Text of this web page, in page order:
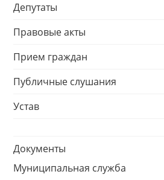
Депутаты
Правовые акты
Прием граждан
Публичные слушания
Устав
Документы
Муниципальная служба